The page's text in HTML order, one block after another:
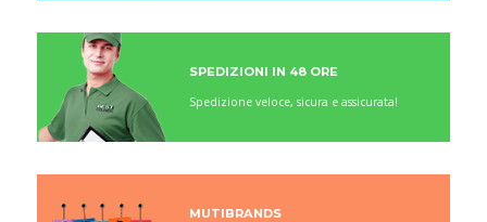
SPEDIZIONI IN 48 ORE
Spedizione veloce, sicura e assicurata!
MUTIBRANDS